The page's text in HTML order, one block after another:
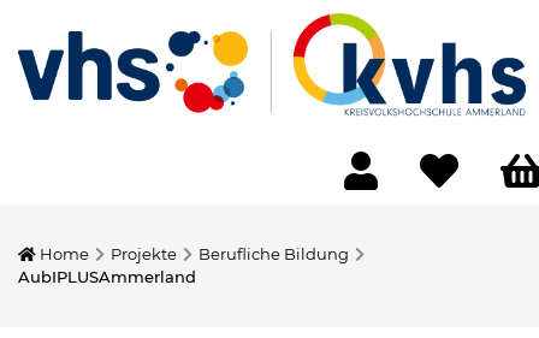
Home Projekte
Berufliche Bildung
AubIPLUSAmmerland